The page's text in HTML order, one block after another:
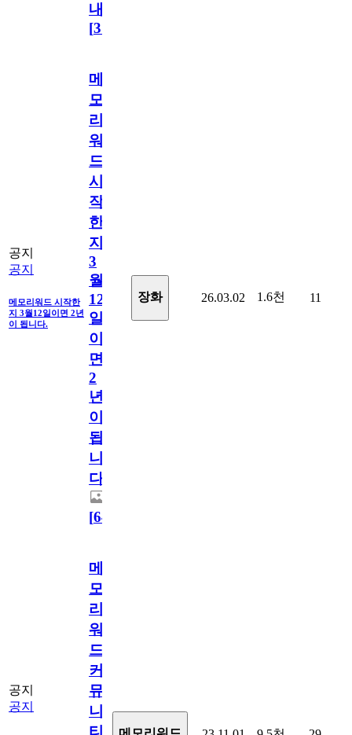
내
[31
공지
공지
메모리워드 시작한
지 3월12일이면 2년
이 됩니다.
메
모
리
워
드
시
작
한
지
3
월
12
일
이
면
2
년
이
됩
니
다.
[64
장화 26.03.02 1.6천 11
공지
공지
메
모
리
워
드
커
뮤
니
티